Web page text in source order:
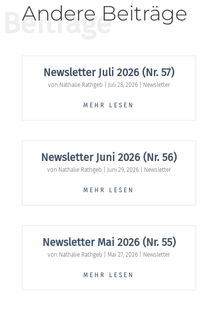
Andere Beiträge
Beiträge
Newsletter Juli 2026 (Nr. 57)
von Nathalie Rathgeb Juli 28, 2026| Newsletter
MEHR LESEN
Newsletter Juni 2026 (Nr. 56)
von Nathalie Rathgeb Juni 29, 2026| Newsletter
MEHR LESEN
Newsletter Mai 2026 (Nr. 55)
von Nathalie Rathgeb Mai 27, 2026 Newsletter
MEHR LESEN